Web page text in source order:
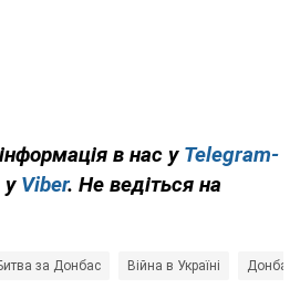
в нас у Telegram-
у Viber. Не ведіться на
за Донбас Війна в Україні Донбас